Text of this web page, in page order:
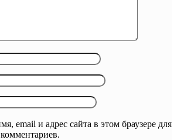
email и адрес сайта в этом браузере для